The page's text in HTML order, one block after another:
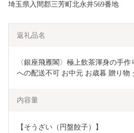
埼玉県入間郡三芳町北永井569番地
返礼品名
〈銀座飛雁閣〉極上飲茶渾身の手
への配送不可 お中元 お歳暮 贈り物
内容量
【そうざい（円盤餃子）】